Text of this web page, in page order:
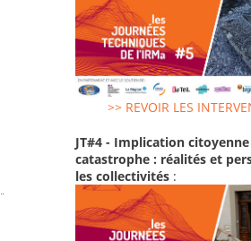
>> REVOIR LES
JT#4 - Implication citoyenne
catastrophe : réalités et
les collectivités :